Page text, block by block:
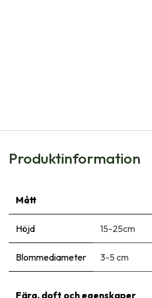
Produktinformation
Mått
Höjd 15-25cm
Blommediameter 3-5 cm
Färg, doft och egenskaper